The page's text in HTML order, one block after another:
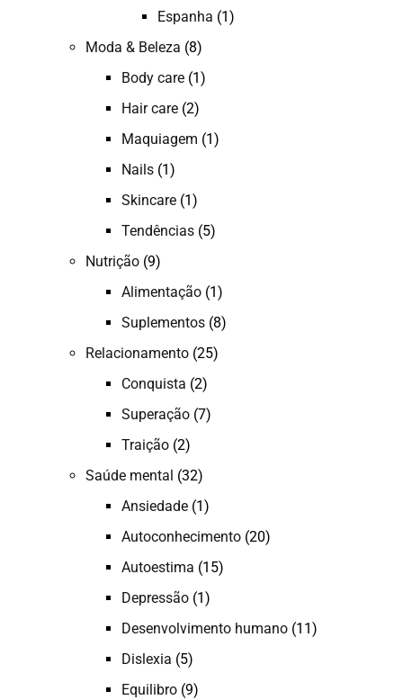
Espanha (1)
Moda & Beleza (8)
Body care (1)
Hair care (2)
Maquiagem (1)
Nails (1)
Skincare (1)
Tendências (5)
Nutrição (9)
Alimentação (1)
Suplementos (8)
Relacionamento (25)
Conquista (2)
Superação (7)
Traição (2)
Saúde mental (32)
Ansiedade (1)
Autoconhecimento (20)
Autoestima (15)
Depressão (1)
Desenvolvimento humano (11)
Dislexia (5)
Equilibro (9)